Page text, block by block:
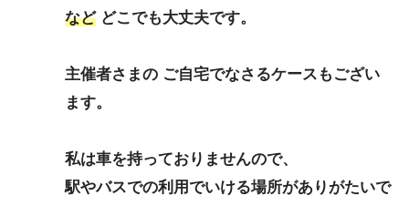
などどこでも大丈夫です。
主催者さまの ご自宅でなさるケースもござい
ます。
私は車を持っておりませんので、
駅やバスでの利用でいける場所がありがたいで